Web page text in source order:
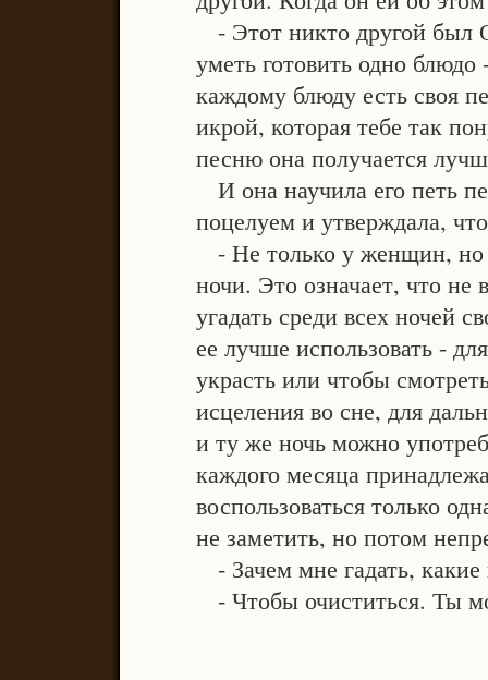
- Этот никто другой
уметь готовить одно
каждому блюду есть своя
икрой, которая тебе так
песню она получается
И она научила его петь
поцелуем и утверждала,
- Не только у женщин,
ночи. Это означает, что
угадать среди всех ночей
ее лучше использовать -
украсть или чтобы
исцеления во сне, для
и ту же ночь можно
каждого месяца
воспользоваться только
не заметить, но потом
- Зачем мне гадать,
- Чтобы очиститься. Ты